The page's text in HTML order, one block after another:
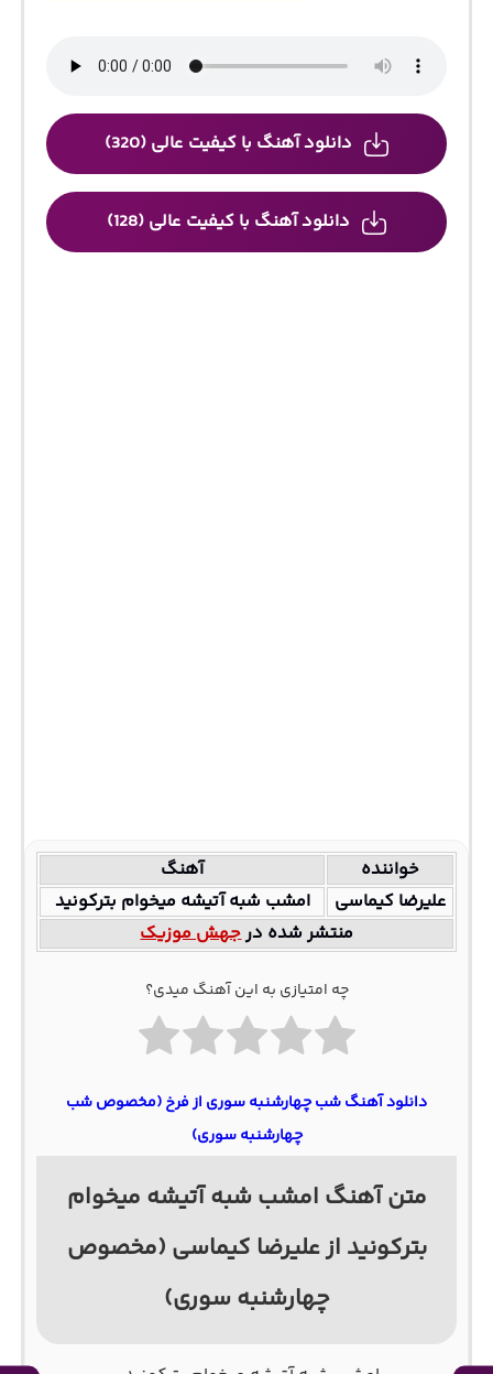
دانلود آهنگ با کیفیت عالی (320)
دانلود آهنگ با کیفیت عالی (128)
خواننده
آهنگ
علیرضا کیماسی
امشب شبه آتیشه میخوام بترکونید
منتشر شده درجهش موزیک
چه امتیازی به این آهنگ میدی؟
دانلود آهنگ شب چهارشنبه سوری از فرخ (مخصوص شب
چهارشنبه سوری)
متن آهنگ امشب شبه آتیشه میخوام
بترکونید از علیرضا کیماسی (مخصوص
چهارشنبه سوری)